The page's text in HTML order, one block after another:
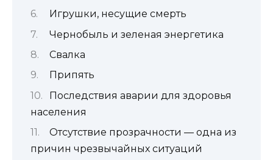
Игрушки, несущие смерть
Чернобыль и зеленая энергетика
Свалка
Припять
Последствия аварии для здоровья
населения
Отсутствие прозрачности — одна из
причин чрезвычайных ситуаций